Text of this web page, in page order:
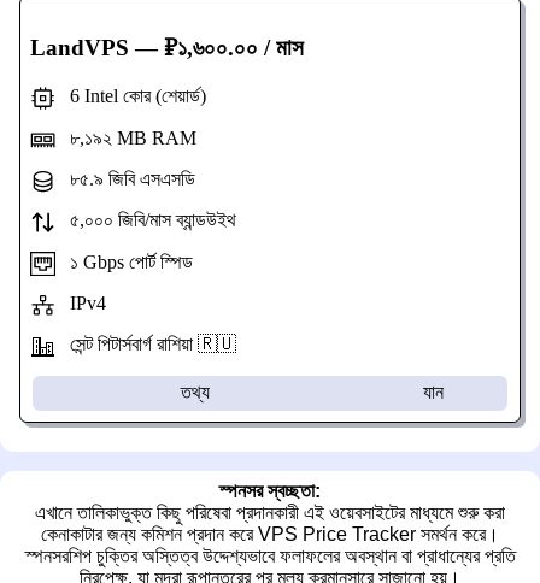
LandVPS — ₽১,৬০০.০০ / মাস
6 Intel কোর (শেয়ার্ড)
৮,১৯২ MB RAM
৮৫.৯ জিবি এসএসডি
৫,০০০ জিবি/মাস ব্যান্ডউইথ
১ Gbps পোর্ট স্পিড
IPv4
সেন্ট পিটার্সবার্গ রাশিয়া 🇷🇺
তথ্য যান
স্পনসর স্বচ্ছতা:
এখানে তালিকাভুক্ত কিছু পরিষেবা প্রদানকারী এই ওয়েবসাইটের মাধ্যমে শুরু করা
কেনাকাটার জন্য কমিশন প্রদান করে VPS Price Tracker সমর্থন করে।
স্পনসরশিপ চুক্তির অস্তিত্ব উদ্দেশ্যভাবে ফলাফলের অবস্থান বা প্রাধান্যের প্রতি
নিরপেক্ষ, যা মুদ্রা রূপান্তরের পর মূল্য ক্রমানুসারে সাজানো হয়।